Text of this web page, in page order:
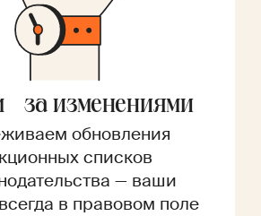
за изменениями
обновления
списков
— ваши
в правовом поле